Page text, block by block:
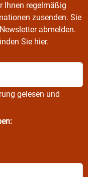
Ihnen regelmäßig
zusenden. Sie
abmelden.
Sie hier.
gelesen und